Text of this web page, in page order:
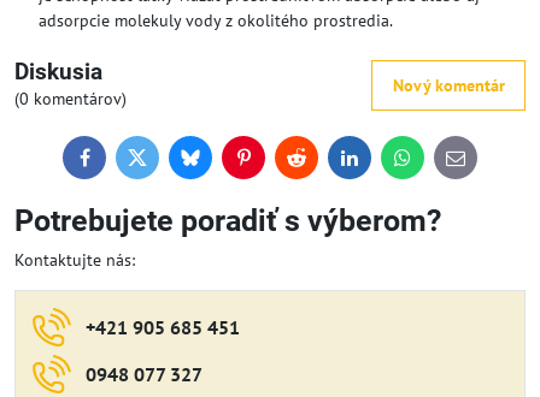
adsorpcie molekuly vody z okolitého prostredia.
Diskusia
(0 komentárov)
Nový komentár
FacebookTwitterBlueskyPinterestReddit LinkedInWhatsApp
E-
mail
Potrebujete poradiť s výberom?
Kontaktujte nás:
+421 905 685 451
0948 077 327